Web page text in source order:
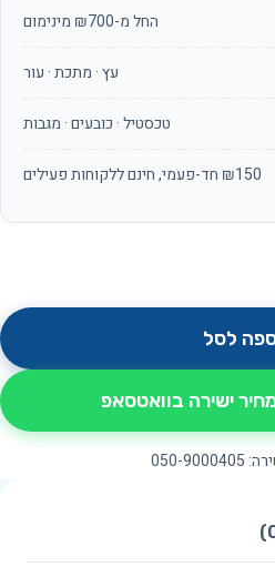
החל מ-₪700 מינימום
עץ · מתכת · עור
טכסטיל · כובעים · מגבות
₪150 חד-פעמי, חינם ללקוחות פעילים
עם לוגו אותיות וטלפון מובלט
לסל
ישירה בוואטסאפ